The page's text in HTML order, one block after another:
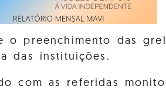
o preenchimento das
das instituições.
com as referidas